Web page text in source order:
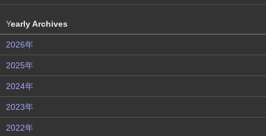
Yearly Archives
2026年
2025年
2024年
2023年
2022年